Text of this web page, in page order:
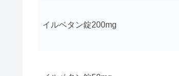
イルベタン錠200mg